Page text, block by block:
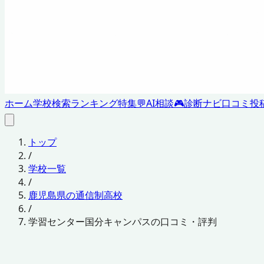
ホーム学校検索ランキング特集💬AI相談🎮診断ナビ口コミ投
トップ
/
学校一覧
/
鹿児島県の通信制高校
/
学習センター国分キャンパスの口コミ・評判